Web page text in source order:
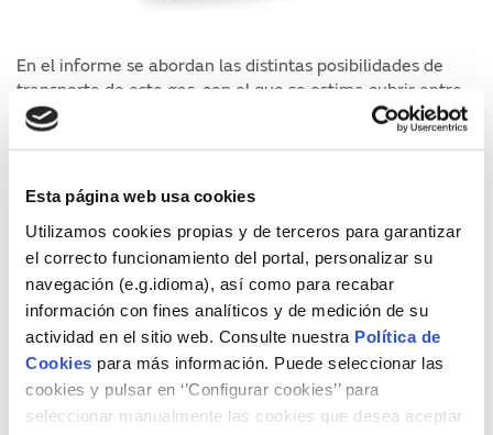
Esta página web usa cookies
Utilizamos cookies propias y de terceros para garantizar
el correcto funcionamiento del portal, personalizar su
navegación (e.g.idioma), así como para recabar
información con fines analíticos y de medición de su
actividad en el sitio web. Consulte nuestra Política de
Cookies para más información. Puede seleccionar las
cookies y pulsar en ‘’Configurar cookies’’ para
seleccionar manualmente las cookies que desea aceptar
En el informe se abordan las distintas posibilidades de
transporte de este gas, con el que se estima cubrir entre
un 13 y un 25% de la energía mundial en 2050, y cómo el
amoniaco puede jugar un papel
para la producción de fertilizantes, pudiendo sustituir a
otros combustibles.
Autores
Frontier Economics
Formatos disponibles
PDF en español